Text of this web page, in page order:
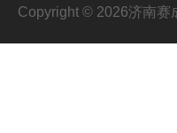
Copyright © 2026济南